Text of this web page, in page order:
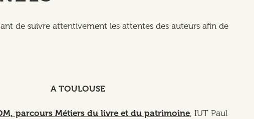
de suivre attentivement les attentes des auteurs afin de
A TOULOUSE
parcours Métiers du livre et du patrimoine, IUT Paul